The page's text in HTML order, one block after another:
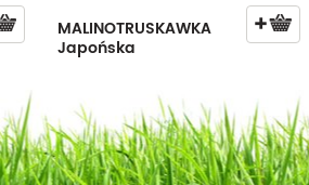
MALINOTRUSKAWKA
Japońska